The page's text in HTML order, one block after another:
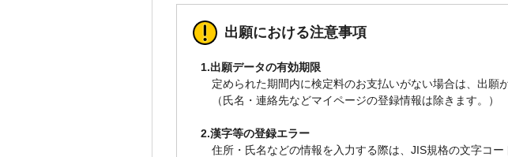
出願における注意事項
1.出願データの有効期限
定められた期間内に検定料のお支払いがない場合は、出願
（氏名・連絡先などマイページの登録情報は除きます。）
2.漢字等の登録エラー
住所・氏名などの情報を入力する際は、JIS規格の文字コ